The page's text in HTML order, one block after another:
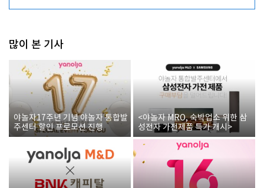
많이 본 기사
야놀자17주년 기념 야놀자 통합발
주센터 할인 프로모션 진행
<야놀자 MRO, 숙박업소 위한 삼
성전자 가전제품 특가 개시>